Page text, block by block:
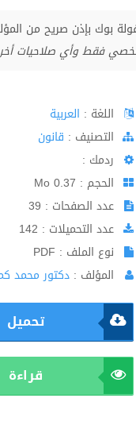
بوك بإذن صريح من
فقط وأي صلاحيات
اللغة : العربية
اﻟﺘﺼﻨﻴﻒ : قانون
ردمك :
الحجم : 0.37 Mo
عدد الصفحات : 39
عدد التحميلات : 142
نوع الملف : PDF
المؤلف : دكتور محمد
تحميل
قراءة